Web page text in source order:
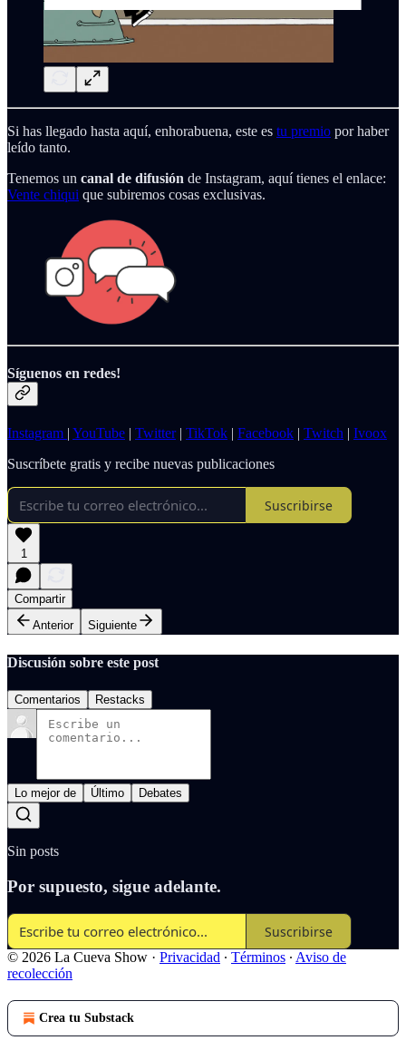
Si has llegado hasta aquí, enhorabuena, este es tu premio por haber
leído tanto.
Tenemos un canal de difusión de Instagram, aquí tienes el enlace:
Vente chiqui que subiremos cosas exclusivas.
Síguenos en redes!
Instagram | YouTube | Twitter| TikTok | Facebook | Twitch | Ivoox
Suscríbete gratis y recibe nuevas publicaciones
Suscribirse
1
Compartir
Anterior
Siguiente
Discusión sobre este post
Comentarios Restacks
Lo mejor de Último Debates
Sin posts
Por supuesto, sigue adelante.
Suscribirse
© 2026 La Cueva Show · Privacidad ∙ Términos ∙ Aviso de
recolección
Crea tu Substack